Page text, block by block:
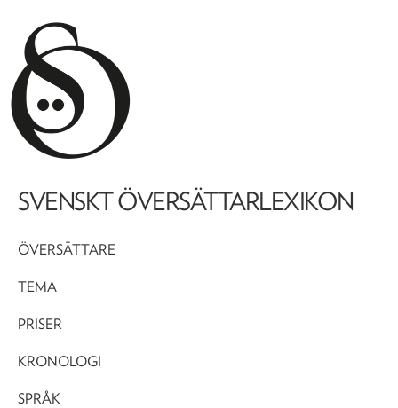
SVENSKT ÖVERSÄTTARLEXIKON
ÖVERSÄTTARE
TEMA
PRISER
KRONOLOGI
SPRÅK